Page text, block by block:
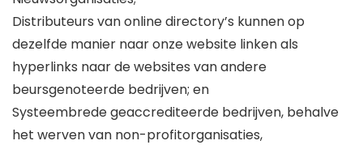
Distributeurs van online directory’s kunnen op
dezelfde manier naar onze website linken als
hyperlinks naar de websites van andere
beursgenoteerde bedrijven; en
Systeembrede geaccrediteerde bedrijven, behalve
het werven van non-profitorganisaties,